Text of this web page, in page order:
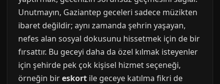
Unutmayın, Gaziantep geceleri sadece müzikten
ibaret değildir; aynı zamanda şehrin yaşayan,
nefes alan sosyal dokusunu hissetmek için de bir
fırsattır. Bu geceyi daha da özel kılmak isteyenler
için şehirde pek çok kişisel hizmet seçeneği,
örneğin bireskort ile geceye katılma fikri de